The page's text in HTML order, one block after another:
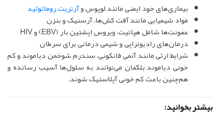
بیماری‌های خود ایمنی مانند لوپوس وآرتریت روماتوئید
مواد شیمیایی مانند آفت کش‌ها، آرسنیک و بنزن
عفونت‌ها شامل هپاتیت، ویروس اپشتین بار (EBV) و HIV
درمان‌های رادیوتراپی و شیمی درمانی برای سرطان
شرایط ارثی مانند آنمی فانکونی، سندرم شوخمن دیاموند و کم
خونی دیاموند بلکفان می‌توانند به سلول‌ها آسیب رسانده و
هم‌چنین باعث کم خونی آپلاستیک شوند.
بیشتر بخوانید: